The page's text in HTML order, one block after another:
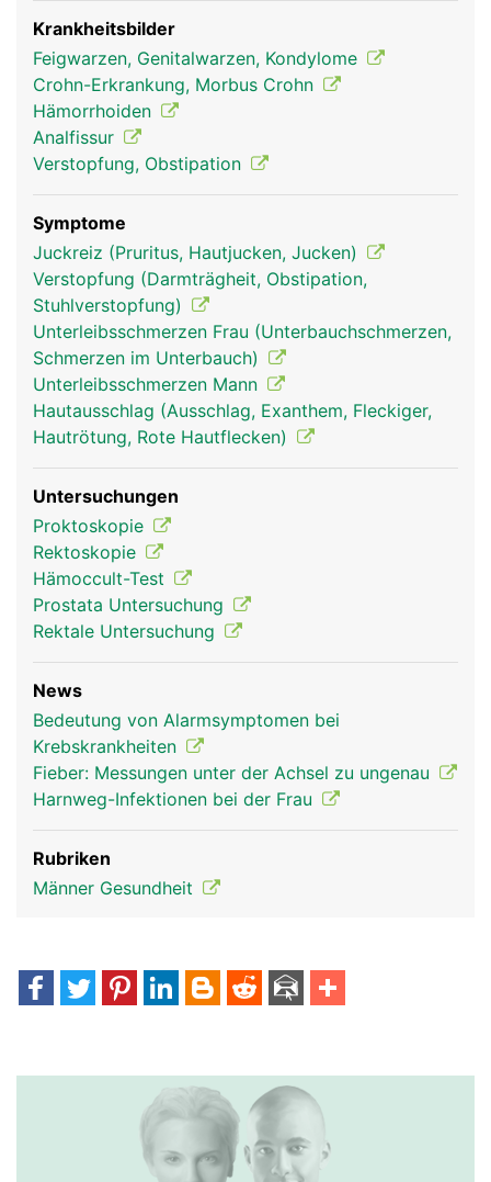
anus frau
Krankheitsbilder
Feigwarzen, Genitalwarzen, Kondylome
Crohn-Erkrankung, Morbus Crohn
Hämorrhoiden
Analfissur
Verstopfung, Obstipation
Symptome
Juckreiz (Pruritus, Hautjucken, Jucken)
Verstopfung (Darmträgheit, Obstipation,
Stuhlverstopfung)
Unterleibsschmerzen Frau (Unterbauchschmerzen,
Schmerzen im Unterbauch)
Unterleibsschmerzen Mann
Hautausschlag (Ausschlag, Exanthem, Fleckiger,
Hautrötung, Rote Hautflecken)
Untersuchungen
Proktoskopie
Rektoskopie
Hämoccult-Test
Prostata Untersuchung
Rektale Untersuchung
News
Bedeutung von Alarmsymptomen bei
Krebskrankheiten
Fieber: Messungen unter der Achsel zu ungenau
Harnweg-Infektionen bei der Frau
Rubriken
Männer Gesundheit